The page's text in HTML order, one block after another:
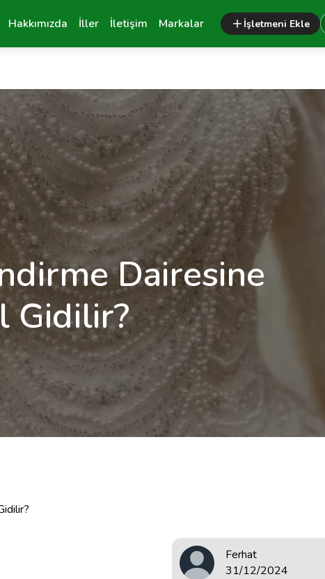
Hakkımızda İller İletişim Markalar İşletmeni Ekle
Dairesine
Gidilir?
Ferhat
31/12/2024